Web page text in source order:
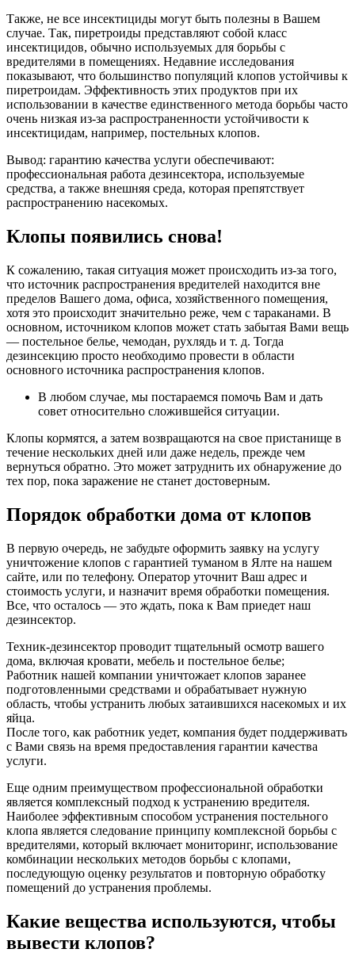
Также, не все инсектициды могут быть полезны в Вашем
случае. Так, пиретроиды представляют собой класс
инсектицидов, обычно используемых для борьбы с
вредителями в помещениях. Недавние исследования
показывают, что большинство популяций клопов устойчивы к
пиретроидам. Эффективность этих продуктов при их
использовании в качестве единственного метода борьбы часто
очень низкая из-за распространенности устойчивости к
инсектицидам, например, постельных клопов.
Вывод: гарантию качества услуги обеспечивают:
профессиональная работа дезинсектора, используемые
средства, а также внешняя среда, которая препятствует
распространению насекомых.
Клопы появились снова!
К сожалению, такая ситуация может происходить из-за того,
что источник распространения вредителей находится вне
пределов Вашего дома, офиса, хозяйственного помещения,
хотя это происходит значительно реже, чем с тараканами. В
основном, источником клопов может стать забытая Вами вещь
— постельное белье, чемодан, рухлядь и т. д. Тогда
дезинсекцию просто необходимо провести в области
основного источника распространения клопов.
В любом случае, мы постараемся помочь Вам и дать
совет относительно сложившейся ситуации.
Клопы кормятся, а затем возвращаются на свое пристанище в
течение нескольких дней или даже недель, прежде чем
вернуться обратно. Это может затруднить их обнаружение до
тех пор, пока заражение не станет достоверным.
Порядок обработки дома от клопов
В первую очередь, не забудьте оформить заявку на услугу
уничтожение клопов с гарантией туманом в Ялте на нашем
сайте, или по телефону. Оператор уточнит Ваш адрес и
стоимость услуги, и назначит время обработки помещения.
Все, что осталось — это ждать, пока к Вам приедет наш
дезинсектор.
Техник-дезинсектор проводит тщательный осмотр вашего
дома, включая кровати, мебель и постельное белье;
Работник нашей компании уничтожает клопов заранее
подготовленными средствами и обрабатывает нужную
область, чтобы устранить любых затаившихся насекомых и их
яйца.
После того, как работник уедет, компания будет поддерживать
с Вами связь на время предоставления гарантии качества
услуги.
Еще одним преимуществом профессиональной обработки
является комплексный подход к устранению вредителя.
Наиболее эффективным способом устранения постельного
клопа является следование принципу комплексной борьбы с
вредителями, который включает мониторинг, использование
комбинации нескольких методов борьбы с клопами,
последующую оценку результатов и повторную обработку
помещений до устранения проблемы.
Какие вещества используются, чтобы
вывести клопов?